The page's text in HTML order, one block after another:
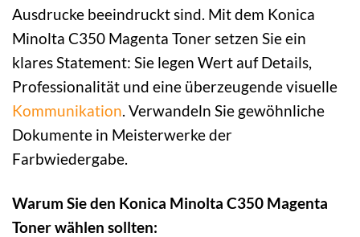
Ausdrucke beeindruckt sind. Mit dem Konica
Minolta C350 Magenta Toner setzen Sie ein
klares Statement: Sie legen Wert auf Details,
Professionalität und eine überzeugende visuelle
Kommunikation. Verwandeln Sie gewöhnliche
Dokumente in Meisterwerke der
Farbwiedergabe.
Warum Sie den Konica Minolta C350 Magenta
Toner wählen sollten: